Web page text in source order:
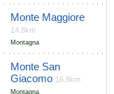
Monte Maggiore
14.8km
Montagna
Monte San
Giacomo 16.8km
Montagna